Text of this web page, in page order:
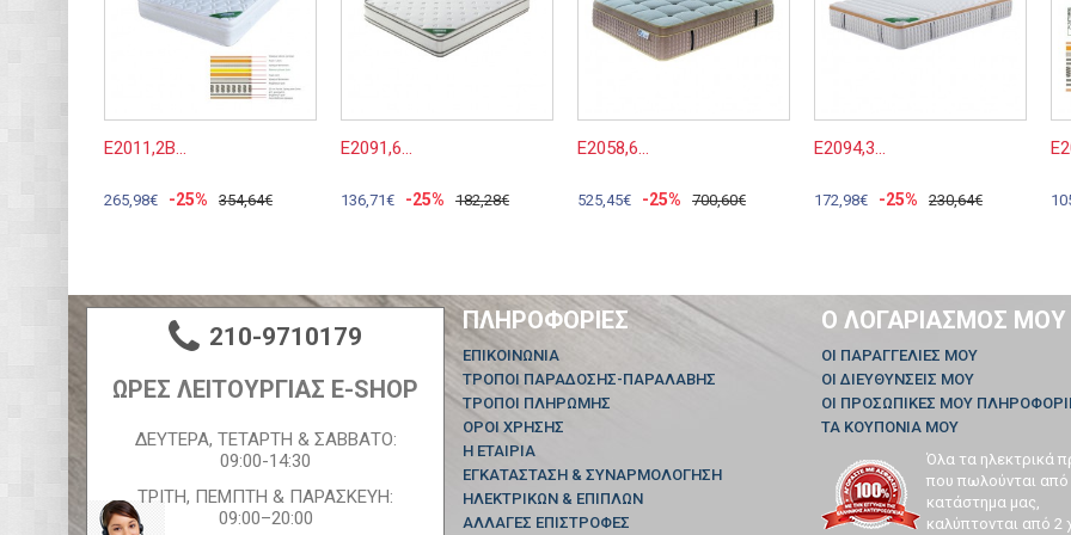
Ε2011,2Β...
265,98€ -25% 354,64€
Ε2091,6...
136,71€ -25% 182,28€
Ε2058,6...
525,45€ -25% 700,60€
Ε2094,3...
172,98€ -25% 230,64€
210-9710179
ΩΡΕΣ ΛΕΙΤΟΥΡΓΙΑΣ E-SHOP
ΔΕΥΤΕΡΑ, ΤΕΤΑΡΤΗ & ΣΑΒΒΑΤΟ:
09:00-14:30
ΤΡΙΤΗ, ΠΕΜΠΤΗ & ΠΑΡΑΣΚΕΥΗ:
09:00–20:00
ΠΛΗΡΟΦΟΡΊΕΣ
ΕΠΙΚΟΙΝΩΝΊΑ
ΤΡΟΠΟΙ ΠΑΡΑΔΟΣΗΣ-ΠΑΡΑΛΑΒΗΣ
ΤΡΟΠΟΙ ΠΛΗΡΩΜΗΣ
ΟΡΟΙ ΧΡΗΣΗΣ
Η ΕΤΑΙΡΙΑ
ΕΓΚΑΤΑΣΤΑΣΗ & ΣΥΝΑΡΜΟΛΟΓΗΣΗ
ΗΛΕΚΤΡΙΚΩΝ & ΕΠΙΠΛΩΝ
ΑΛΛΑΓΕΣ ΕΠΙΣΤΡΟΦΕΣ
Ο ΛΟΓΑΡΙΑΣΜΌΣ ΜΟΥ
ΟΙ ΠΑΡΑΓΓΕΛΊΕΣ ΜΟΥ
ΟΙ ΔΙΕΥΘΎΝΣΕΙΣ ΜΟΥ
ΟΙ ΠΡΟΣΩΠΙΚΈΣ ΜΟΥ
ΤΑ ΚΟΥΠΌΝΙΑ ΜΟΥ
Όλα τα ηλεκτρικά
που πωλούνται από
κατάστημα μας,
καλύπτονται από 2